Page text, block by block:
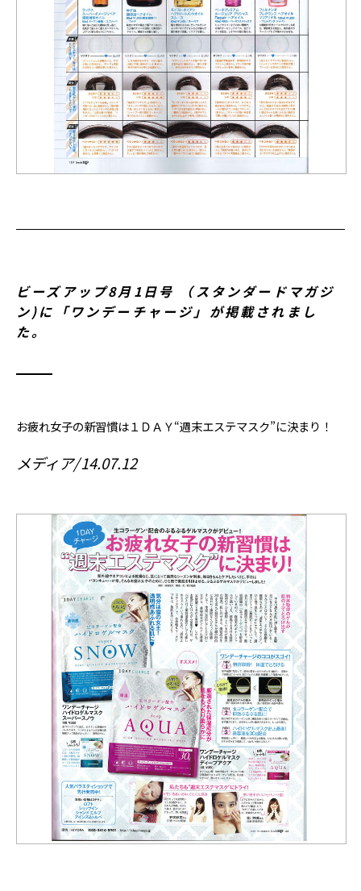
ビーズアップ8月1日号 （スタンダードマガジ
ン)に「ワンデーチャージ」が掲載されまし
た。
お疲れ女子の新習慣は１ＤＡＹ“週末エステマスク”に決まり！
メディア 14.07.12